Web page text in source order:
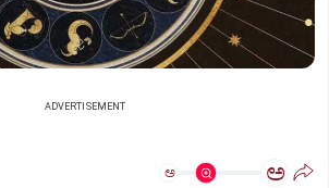
ADVERTISEMENT
ಅ ಅ